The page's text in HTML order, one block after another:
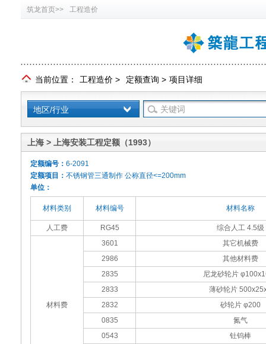
筑龙首页>> 工程造价
当前位置： 工程造价 > 定额查询 > 项目详细
地区/行业
上海 > 上海安装工程定额（1993）
定额编号： 6-2091
定额项目： 不锈钢管三通制作 公称直径<=200mm
单位：
材料类别 材料编号 材料名称
人工费 RG45 综合人工 4.5级
材料费
3601
其它机械费
2986
其他材料费
2835
尼龙砂轮片
2833
薄砂轮片
2832
砂轮片 φ200
0835
氮气
0543
钍钨棒